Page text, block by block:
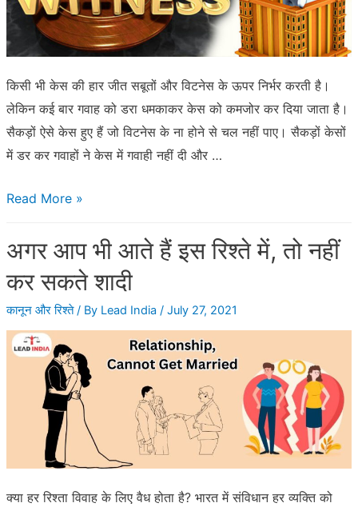
किसी भी केस की हार जीत सबूतों और विटनेस के ऊपर निर्भर करती है।
लेकिन कई बार गवाह को डरा धमकाकर केस को कमजोर कर दिया जाता है।
सैकड़ों ऐसे केस हुए हैं जो विटनेस के ना होने से चल नहीं पाए। सैकड़ों केसों
में डर कर गवाहों ने केस में गवाही नहीं दी और …
विटनेस
के
ये
है
कानून
Read More »
अगर आप भी आते हैं इस रिश्ते में, तो नहीं
कर सकते शादी
कानून और रिश्ते/ By Lead India / July 27, 2021
क्या हर रिश्ता विवाह के लिए वैध होता है? भारत में संविधान हर व्यक्ति को